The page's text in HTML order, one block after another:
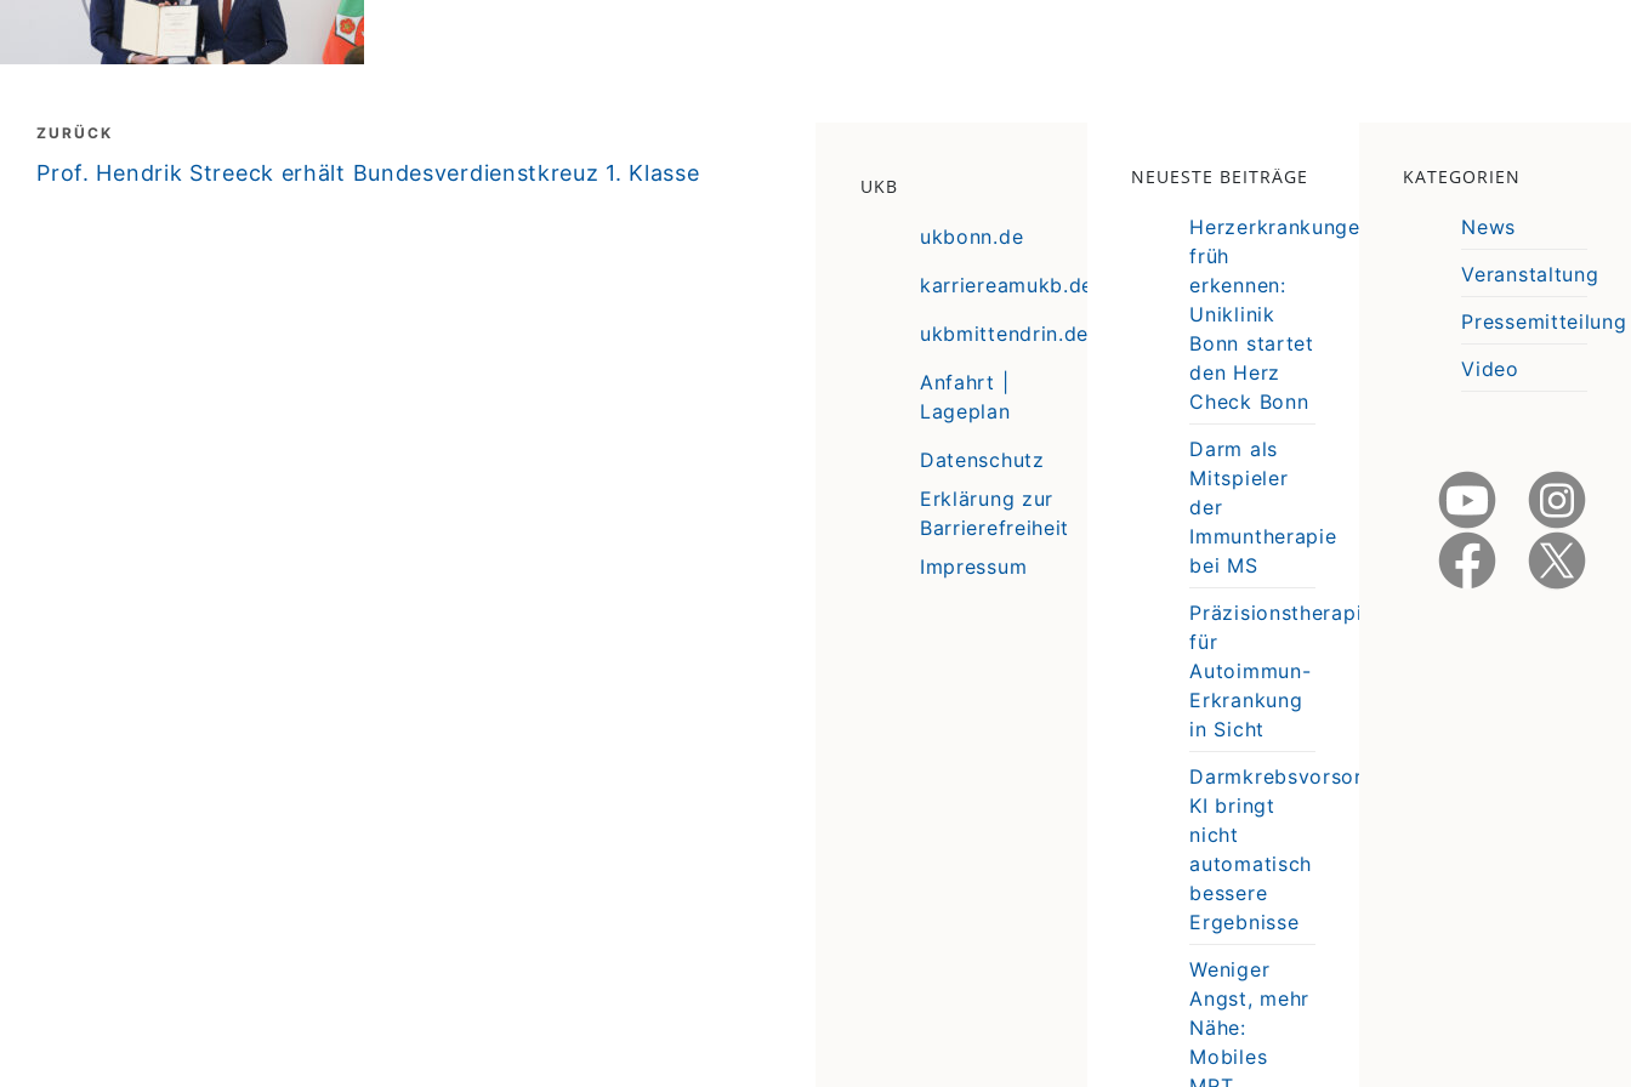
Beitragsnavigation
ZURÜCK
zurück
Prof. Hendrik Streeck erhält Bundesverdienstkreuz 1. Klasse
UKB
ukbonn.de
karriereamukb.de
ukbmittendrin.de
Anfahrt |
Lageplan
Datenschutz
Erklärung zur
Barrierefreiheit
Impressum
NEUESTE BEITRÄGE
Herzerkrankungen
früh
erkennen:
Uniklinik
Bonn startet
den Herz
Check Bonn
Darm als
Mitspieler
der
Immuntherapie
bei MS
Präzisionstherapie
für
Autoimmun-
Erkrankung
in Sicht
Darmkrebsvorsorge:
KI bringt
nicht
automatisch
bessere
Ergebnisse
Weniger
Angst, mehr
Nähe:
Mobiles
KATEGORIEN
News
Veranstaltung
Pressemitteilung
Video